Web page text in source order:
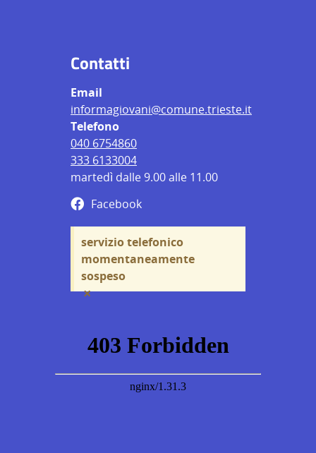
Contatti
Email
informagiovani@comune.trieste.it
Telefono
040 6754860
333 6133004
martedì dalle 9.00 alle 11.00
Facebook
servizio telefonico
momentaneamente
sospeso
×